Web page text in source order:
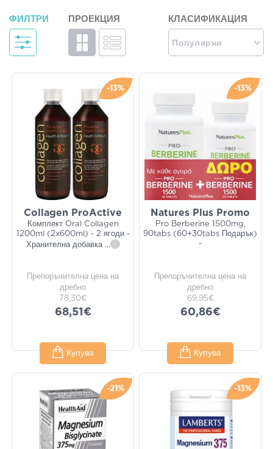
ФИЛТРИ ПРОЕКЦИЯ КЛАСИФИКАЦИЯ
Популярни
-13%
Collagen ProActive
Комплект Oral Collagen
1200ml (2x600ml) - 2 ягоди -
Хранителна добавка ... i
Препоръчителна цена на
дребно
78,30€
68,51€
Купува
-13%
Natures Plus Promo
Pro Berberine 1500mg,
90tabs (60+30tabs Подарък)
-
Препоръчителна цена на
дребно
69,95€
60,86€
Купува
-21% -13%